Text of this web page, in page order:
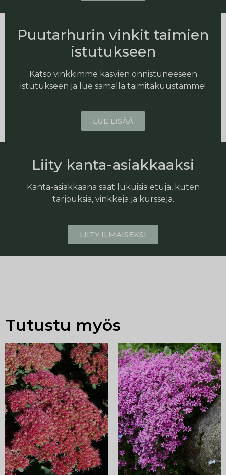
Puutarhurin vinkit taimien
istutukseen
Katso vinkkimme kasvien onnistuneeseen
istutukseen ja lue samalla taimitakuustamme!
LUE LISÄÄ
Liity kanta-asiakkaaksi
Kanta-asiakkaana saat lukuisia etuja, kuten
tarjouksia, vinkkejä ja kursseja.
LIITY ILMAISEKSI
Tutustu myös